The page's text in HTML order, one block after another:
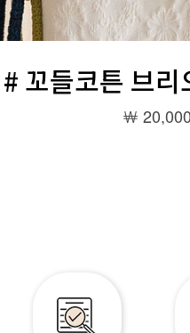
# 꼬들코튼 브리
￦ 20,000